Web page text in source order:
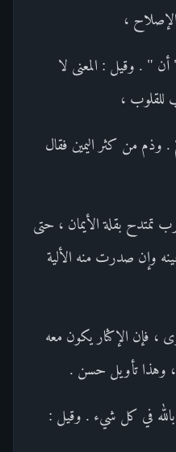
،
أن " . وقيل : المعنى لا
للقلوب ،
. وذم من كثر اليمين فقال
بقلة الأيمان ، حتى
وإن صدرت منه الألية
، فإن الإكثار يكون معه
، وهذا تأويل حسن .
في كل شيء . وقيل :